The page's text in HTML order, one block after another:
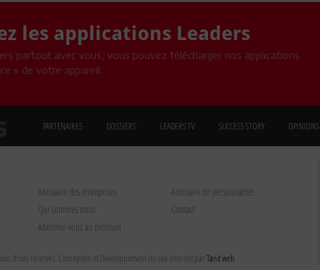
les applications Leaders
partout avec vous, vous pouvez télécharger nos applications
» de votre appareil.
PARTENAIRES DOSSIERS LEADERS TV SUCCESS STORY OPINIONS
Annuaire des entreprises
Annuaire de personnalités
Qui sommes nous
Contact
Abonnez-vous au mensuel
droits réservés. Conception et Développement du site internet parTanit web